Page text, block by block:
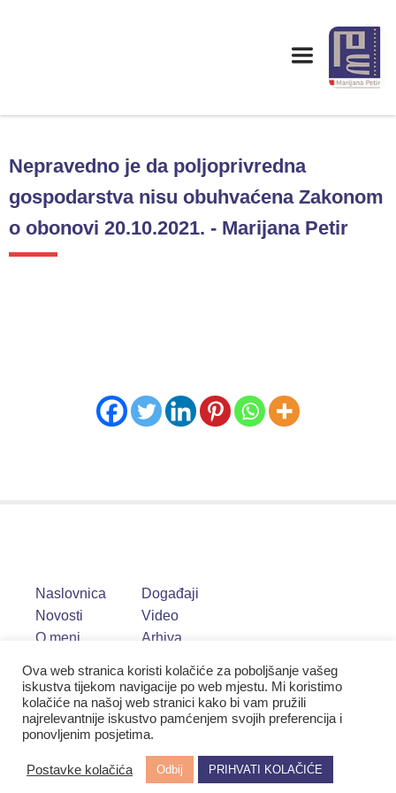
Nepravedno je da poljoprivredna
gospodarstva nisu obuhvaćena Zakonom
o obonovi 20.10.2021. - Marijana Petir
Naslovnica
Novosti
O meni
Događaji
Video
Arhiva
Ova web stranica koristi kolačiće za poboljšanje vašeg
iskustva tijekom navigacije po web mjestu. Mi koristimo
kolačiće na našoj web stranici kako bi vam pružili
najrelevantnije iskustvo pamćenjem svojih preferencija i
ponovljenim posjetima.
Postavke kolačića Odbij PRIHVATI KOLAČIĆE